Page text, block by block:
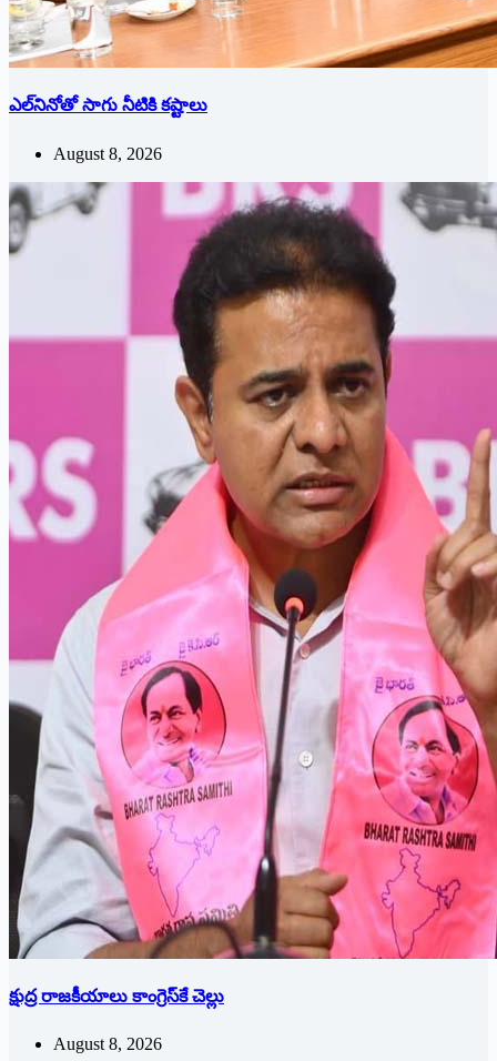
ఎల్‌నినోతో సాగు నీటికి కష్టాలు
August 8, 2026
క్షుద్ర రాజకీయాలు కాంగ్రెస్‌కే చెల్లు
August 8, 2026